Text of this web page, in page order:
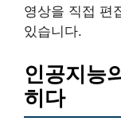
영상을 직접 편
있습니다.
인공지능
히다